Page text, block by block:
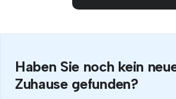
Haben Sie noch kein
Zuhause gefunden?